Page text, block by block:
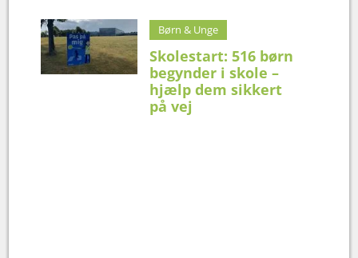
Børn & Unge
Skolestart: 516 børn
begynder i skole –
hjælp dem sikkert
på vej